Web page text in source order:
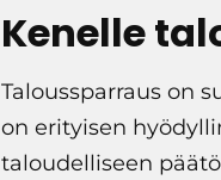
Kenelle
Taloussparraus on
on erityisen
taloudelliseen